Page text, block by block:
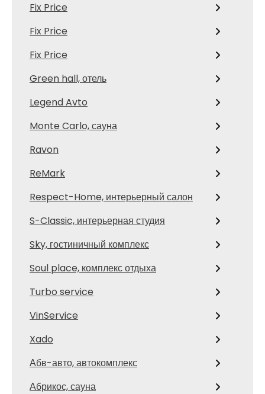
Fix Price
Fix Price
Fix Price
Green hall, отель
Legend Avto
Monte Carlo, сауна
Ravon
ReMark
Respect-Home, интерьерный салон
S-Classic, интерьерная студия
Sky, гостиничный комплекс
Soul place, комплекс отдыха
Turbo service
VinService
Xado
Абв-авто, автокомплекс
Абрикос, сауна